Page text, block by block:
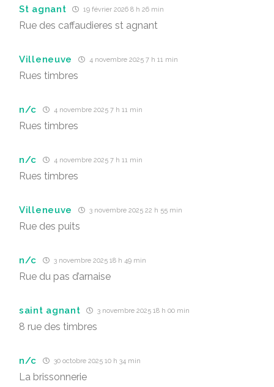
St agnant 19 février 2026 8 h 26 min
Rue des caffaudieres st agnant
Villeneuve 4 novembre 2025 7 h 11 min
Rues timbres
n/c 4 novembre 2025 7 h 11 min
Rues timbres
n/c 4 novembre 2025 7 h 11 min
Rues timbres
Villeneuve 3 novembre 2025 22 h 55 min
Rue des puits
n/c 3 novembre 2025 18 h 49 min
Rue du pas d’arnaise
saint agnant 3 novembre 2025 18 h 00 min
8 rue des timbres
n/c 30 octobre 2025 10 h 34 min
La brissonnerie